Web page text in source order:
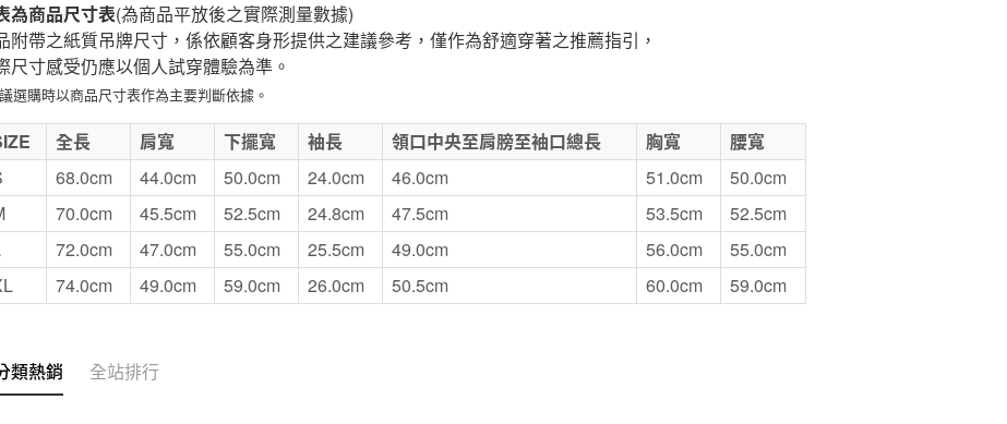
每筆NT$150，滿NT$2,000(含以上)免運費
免運費
為商品尺寸表(為商品平放後之實際測量數據)
附帶之紙質吊牌尺寸，係依顧客身形提供之建議參考，僅作為舒適穿著之推薦指引，
尺寸感受仍應以個人試穿體驗為準。
選購時以商品尺寸表作為主要判斷依據。
全長 肩寬 下擺寬 袖長 領口中央至肩膀至袖口總長 胸寬
腰寬
68.0cm 44.0cm 50.0cm 24.0cm 46.0cm 51.0cm
50.0cm
70.0cm 45.5cm 52.5cm 24.8cm 47.5cm 53.5cm
52.5cm
72.0cm 47.0cm 55.0cm 25.5cm 49.0cm 56.0cm
55.0cm
74.0cm 49.0cm 59.0cm 26.0cm 50.5cm 60.0cm 59.0cm
類熱銷 全站排行